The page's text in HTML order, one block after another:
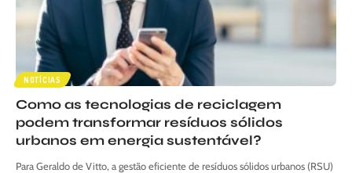
NOTÍCIAS
Como as tecnologias de reciclagem
podem transformar resíduos sólidos
urbanos em energia sustentável?
Para Geraldo de Vitto, a gestão eficiente de resíduos sólidos urbanos (RSU)